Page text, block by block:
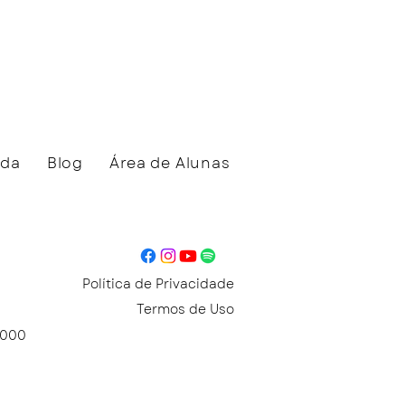
Blog Área de Alunas
Política de Privacidade
Termos de Uso